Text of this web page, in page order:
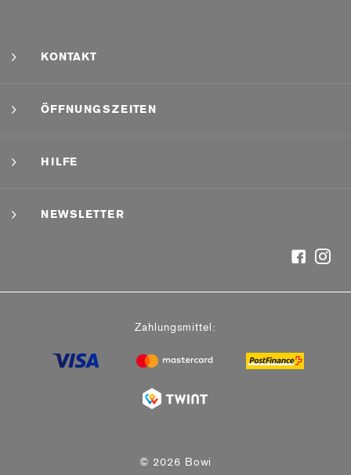
KONTAKT
ÖFFNUNGSZEITEN
HILFE
NEWSLETTER
© 2026 Bowi
Zahlungsmittel: